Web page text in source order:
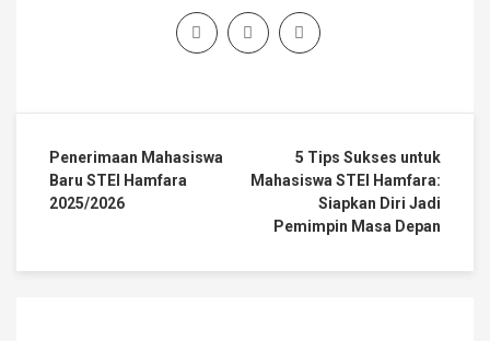
Penerimaan Mahasiswa
Baru STEI Hamfara
2025/2026
5 Tips Sukses untuk
Mahasiswa STEI Hamfara:
Siapkan Diri Jadi
Pemimpin Masa Depan